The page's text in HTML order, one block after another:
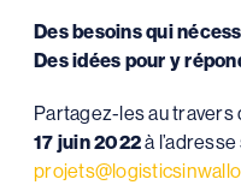
Des besoins qui
Des idées pour y
Partagez-les au travers
17 juin 2022à